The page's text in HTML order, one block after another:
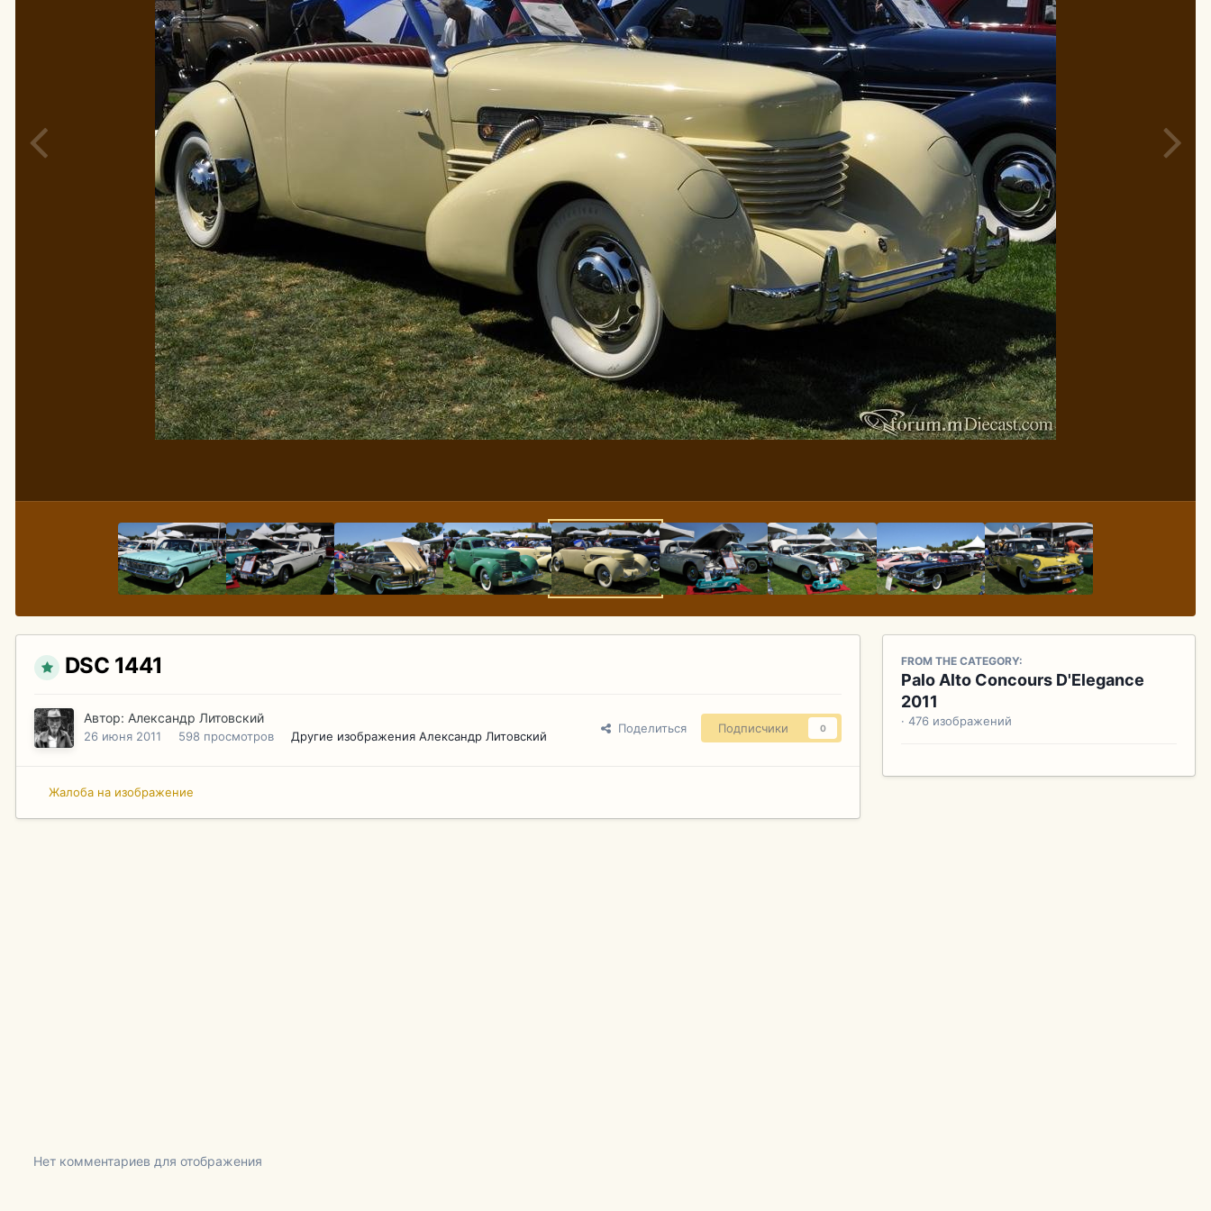
DSC 1441
Автор: Александр Литовский
26 июня 2011 598 просмотров Другие изображения Александр Литовский
Поделиться Подписчики 0
Жалоба на изображение
FROM THE CATEGORY:
Palo Alto Concours D'Elegance
2011
· 476 изображений
Нет комментариев для отображения